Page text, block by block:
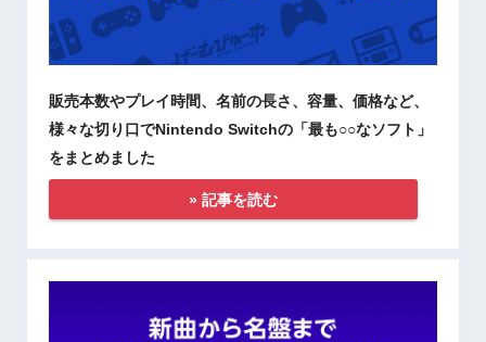
販売本数やプレイ時間、名前の長さ、容量、価格など、
様々な切り口でNintendo Switchの「最も○○なソフト」
をまとめました
» 記事を読む